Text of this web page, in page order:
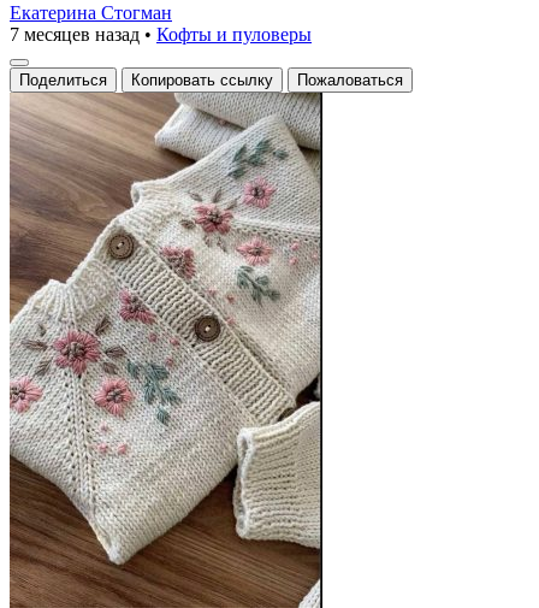
Екатерина Стогман
7 месяцев назад • Кофты и пуловеры
Поделиться Копировать ссылку Пожаловаться